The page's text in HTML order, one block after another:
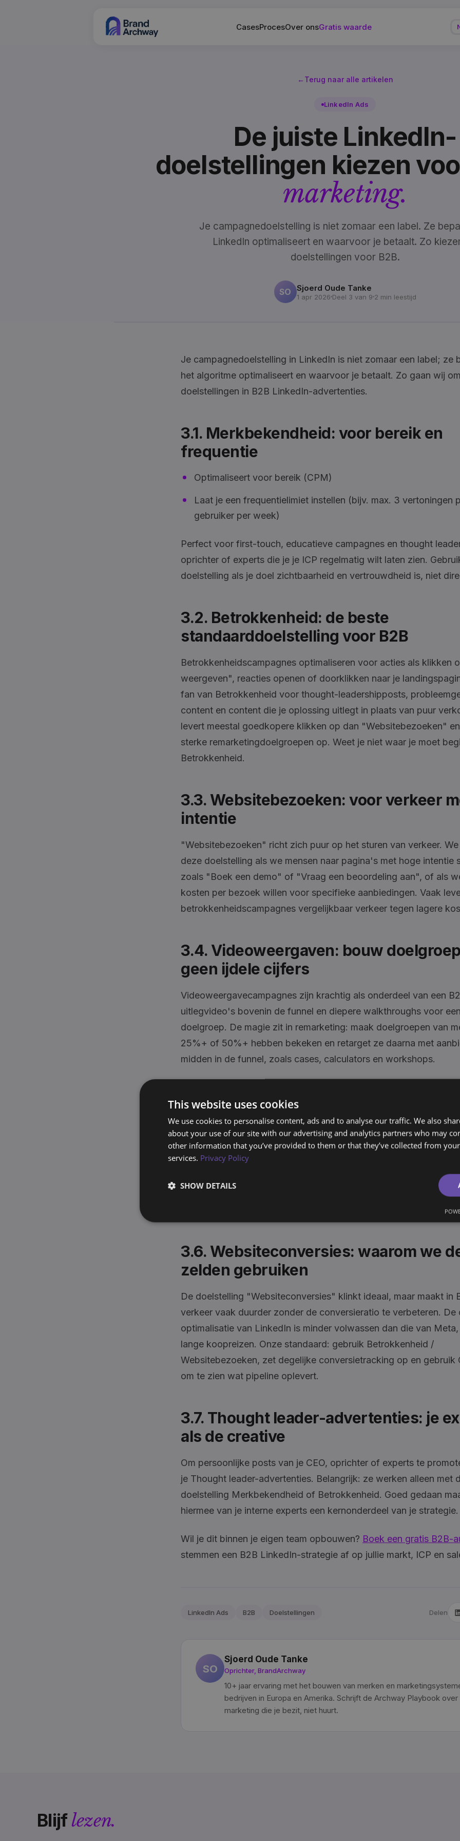
CasesProcesOver onsGratis waarde
← Terug naar alle artikelen
LinkedIn Ads
De juiste LinkedIn-
doelstellingen kiezen
marketing.
Je campagnedoelstelling is niet zomaar een label. Ze
LinkedIn optimaliseert en waarvoor je betaalt. Zo
doelstellingen voor B2B.
SO Sjoerd Oude Tanke
1 apr 2026 Deel 3 van 9 2 min leestijd
Je campagnedoelstelling in LinkedIn is niet zomaar een label; ze
het algoritme optimaliseert en waarvoor je betaalt. Zo gaan wij
doelstellingen in B2B LinkedIn-advertenties.
3.1. Merkbekendheid: voor bereik en
frequentie
Optimaliseert voor bereik (CPM)
Laat je een frequentielimiet instellen (bijv. max. 3 vertoningen
gebruiker per week)
Perfect voor first-touch, educatieve campagnes en thought
oprichter of experts die je je ICP regelmatig wilt laten zien.
doelstelling als je doel zichtbaarheid en vertrouwdheid is, niet
3.2. Betrokkenheid: de beste
standaarddoelstelling voor B2B
Betrokkenheidscampagnes optimaliseren voor acties als klikken
weergeven", reacties openen of doorklikken naar je
fan van Betrokkenheid voor thought-leadershipposts,
content en content die je oplossing uitlegt in plaats van puur
levert meestal goedkopere klikken op dan "Websitebezoeken"
sterke remarketingdoelgroepen op. Weet je niet waar je moet
Betrokkenheid.
3.3. Websitebezoeken: voor verkeer
intentie
"Websitebezoeken" richt zich puur op het sturen van verkeer.
deze doelstelling als we mensen naar pagina's met hoge intentie
zoals "Boek een demo" of "Vraag een beoordeling aan", of als
kosten per bezoek willen voor specifieke aanbiedingen. Vaak
betrokkenheidscampagnes vergelijkbaar verkeer tegen lagere
3.4. Videoweergaven: bouw
geen ijdele cijfers
Videoweergavecampagnes zijn krachtig als onderdeel van een
uitlegvideo's bovenin de funnel en diepere walkthroughs voor
doelgroep. De magie zit in remarketing: maak doelgroepen van
25%+ of 50%+ hebben bekeken en retarget ze daarna met
midden in de funnel, zoals cases, calculators en workshops.
3.5. Leadgeneratie (native formulieren):
gebruik met intentie, niet als
De native Lead Gen-formulieren van LinkedIn zijn makkelijk in te
uitstekend voor webinarregistraties. Maar voor B2B zijn de kosten
vaak hoog en de kwaliteit wisselend. We gebruiken ze als er een
simpele vraag is en sales en marketing het eens zijn over de
complexe B2B-deals wint pipelinekwaliteit het van pure MQL-
3.6. Websiteconversies: waarom we
zelden gebruiken
De doelstelling "Websiteconversies" klinkt ideaal, maar maakt in
verkeer vaak duurder zonder de conversieratio te verbeteren. De
optimalisatie van LinkedIn is minder volwassen dan die van
lange koopreizen. Onze standaard: gebruik Betrokkenheid /
Websitebezoeken, zet degelijke conversietracking op en gebruik
om te zien wat pipeline oplevert.
3.7. Thought leader-advertenties: je
als de creative
Om persoonlijke posts van je CEO, oprichter of experts te
je Thought leader-advertenties. Belangrijk: ze werken alleen met
doelstelling Merkbekendheid of Betrokkenheid. Goed gedaan
hiermee van je interne experts een kernonderdeel van je strategie.
Wil je dit binnen je eigen team opbouwen? Boek een gratis B2B-
stemmen een B2B LinkedIn-strategie af op jullie markt, ICP en
LinkedIn Ads B2B Doelstellingen Delen
SO
Sjoerd Oude Tanke
Oprichter, BrandArchway
10+ jaar ervaring met het bouwen van merken en
bedrijven in Europa en Amerika. Schrijft de Archway Playbook over
marketing die je bezit, niet huurt.
Blijf lezen.
This website uses cookies
We use cookies to personalise content, ads and to analyse our traffic. We also
about your use of our site with our advertising and analytics partners who may
other information that you’ve provided to them or that they’ve collected from
services. Privacy Policy
SHOW DETAILS